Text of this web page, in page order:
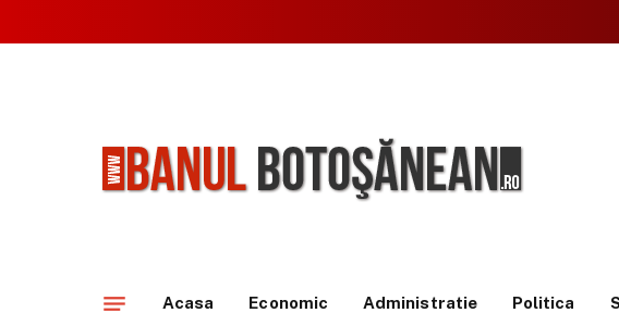
Acasa Economic Administratie Politica